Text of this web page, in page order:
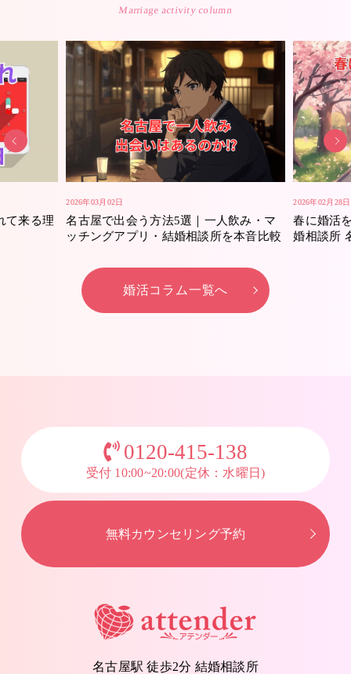
Marriage activity column
て来る理
2026年03月02日
名古屋で出会う方法5選｜一人飲み・マ
ッチングアプリ・結婚相談所を本音比較
2026年02月28日
春に婚活
婚相談所
婚活コラム一覧へ
0120-415-138
受付 10:00~20:00(定休：水曜日)
無料カウンセリング予約
名古屋駅 徒歩2分 結婚相談所